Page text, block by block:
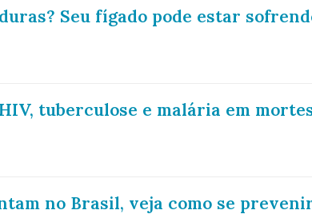
Seu fígado pode estar
tuberculose e malária em
no Brasil, veja como se